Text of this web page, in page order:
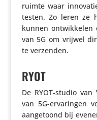
ruimte waar
testen. Zo leren ze
kunnen
van 5G om vrijwel
te verzenden.
RYOT
De RYOT-studio
van 5G-erva­ringen
aange­toond bij